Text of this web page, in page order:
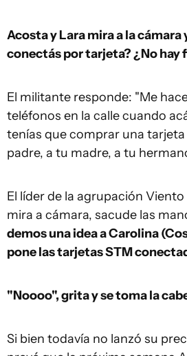
Acosta y Lara mira a la cámara
conectás por tarjeta? ¿No hay
El militante responde: "Me
teléfonos en la calle cuando
tenías que comprar una
padre, a tu madre, a tu
El líder de la agrupación
mira a cámara, sacude las
demos una idea a Carolina
pone las tarjetas STM
"Noooo", grita y se toma la
Si bien todavía no lanzó su